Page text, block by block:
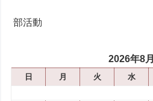
部活動
2026年8月
日 月 火 水